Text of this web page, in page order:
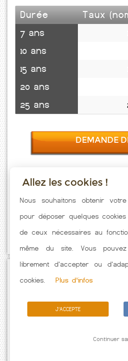
Durée
Taux
7 ans
10 ans
15 ans
20 ans
25 ans
DEMANDE
Taux emprunt actualisés (Montclus)
Immobilier pratiqués par nos
hors assurance. Taux crédit
caractéristiques de l'emprunteur.
Allez les cookies !
Nous souhaitons obtenir
pour déposer quelques
de ceux nécessaires au
même du site. Vous
librement d'accepter ou
cookies.
Plus d'infos
J'ACCEPTE
Continuer